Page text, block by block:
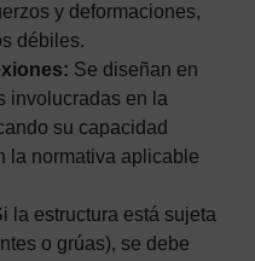
y deformaciones,
débiles.
Se diseñan en
involucradas en la
su capacidad
la normativa aplicable
la estructura está sujeta
o grúas), se debe